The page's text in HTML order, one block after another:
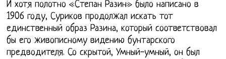
И хотя полотно «Степан Разин» было написано в
1906 году, Суриков продолжал искать тот
единственный образ Разина, который соответствовал
бы его живописному видению бунтарского
предводителя. Со скрытой, Умный-умный, он был